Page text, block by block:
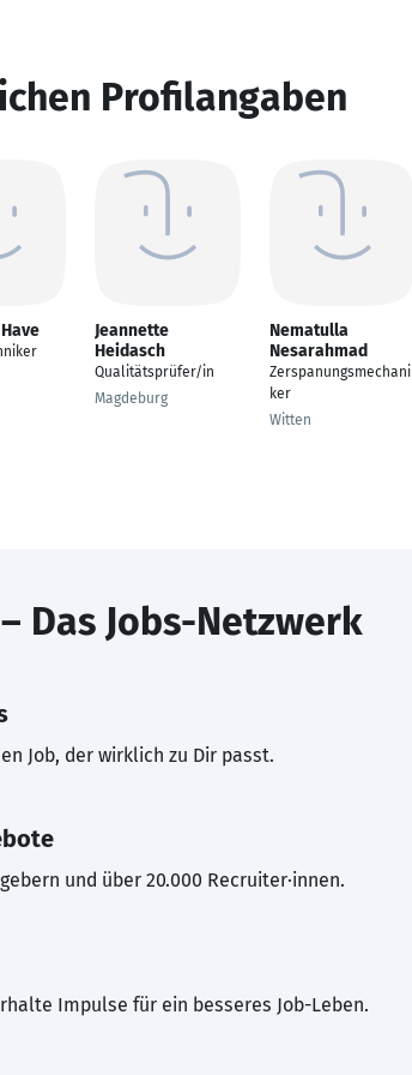
Profilangaben
Jeannette
Heidasch
Qualitätsprüfer/in
Magdeburg
Nematulla
Nesarahmad
Zerspanungsmechani
ker
Witten
Das Jobs-Netzwerk
Job, der wirklich zu Dir passt.
und über 20.000 Recruiter·innen.
Impulse für ein besseres Job-Leben.